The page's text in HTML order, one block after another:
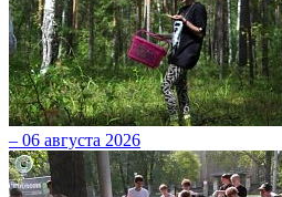
– 06 августа 2026